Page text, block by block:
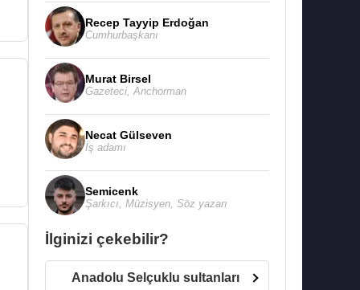
Recep Tayyip Erdoğan
Cumhurbaşkanı
Murat Birsel
Gazeteci, Anchorman
Necat Gülseven
İş adamı
Semicenk
Şarkıcı Müzisyen, Söz yazarı
İlginizi çekebilir?
Anadolu Selçuklu sultanları